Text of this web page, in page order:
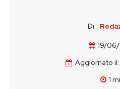
Di:
19/
Aggiornato il:
1